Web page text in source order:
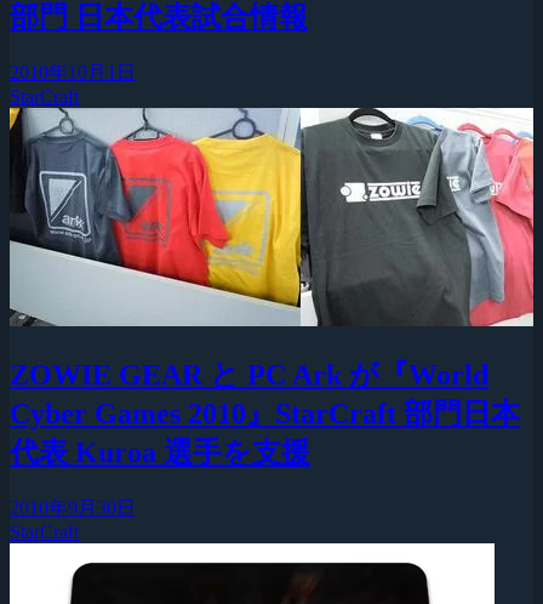
部門 日本代表試合情報
2010年10月1日
StarCraft
ZOWIE GEAR と PC Ark が『World
Cyber Games 2010』StarCraft 部門日本
代表 Kuroa 選手を支援
2010年9月30日
StarCraft